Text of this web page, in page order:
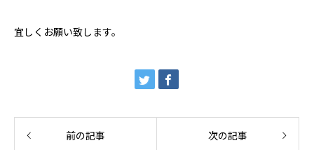
宜しくお願い致します。
前の記事 次の記事